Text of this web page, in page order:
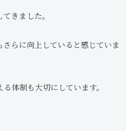
きました。
らに向上していると感じていま
体制も大切にしています。